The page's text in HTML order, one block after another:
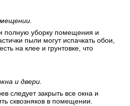
полную уборку помещения и
пыли могут испачкать обои,
на клее и грунтовке, что
и двери.
следует закрыть все окна и
сквозняков в помещении.